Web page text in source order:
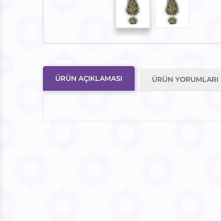
ÜRÜN AÇIKLAMASI ÜRÜN YORUMLARI